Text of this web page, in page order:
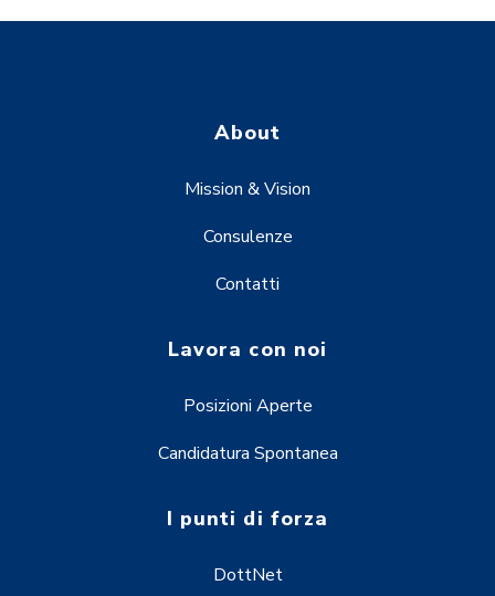
About
Mission & Vision
Consulenze
Contatti
Lavora con noi
Posizioni Aperte
Candidatura Spontanea
I punti di forza
DottNet